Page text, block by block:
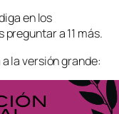
en los
a 11 más.
la versión grande: